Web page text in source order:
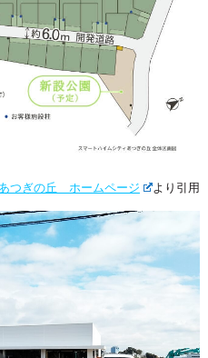
つぎの丘 ホームページ より引用